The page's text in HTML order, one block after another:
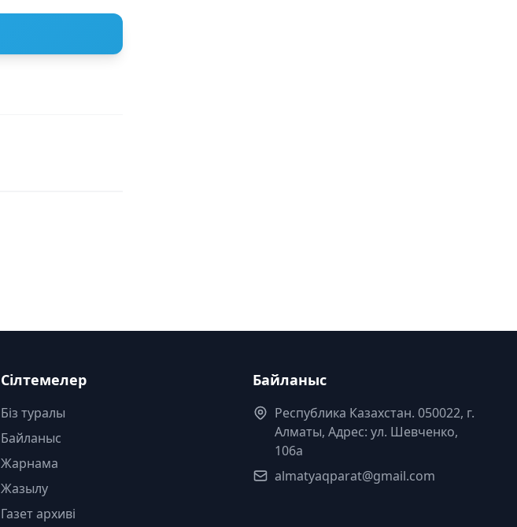
Сілтемелер
Біз туралы
Байланыс
Жарнама
Жазылу
Газет архиві
Байланыс
Республика Казахстан. 050022, г.
Алматы, Адрес: ул. Шевченко,
106а
almatyaqparat@gmail.com